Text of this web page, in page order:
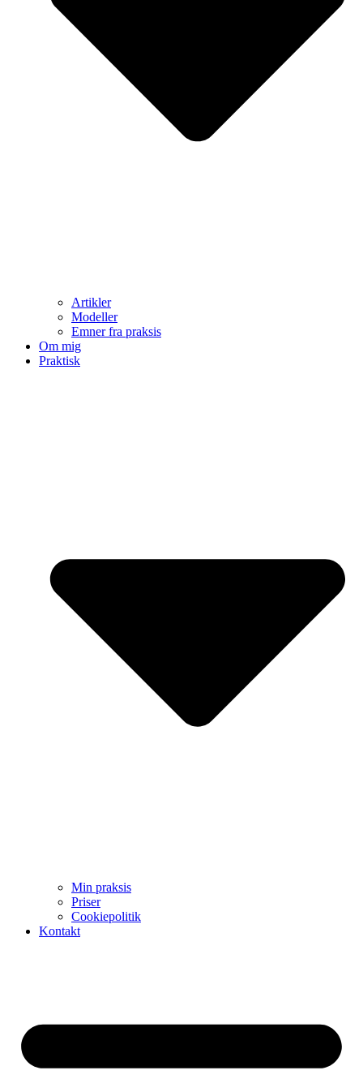
Artikler
Modeller
Emner fra praksis
Om mig
Praktisk
Min praksis
Priser
Cookiepolitik
Kontakt